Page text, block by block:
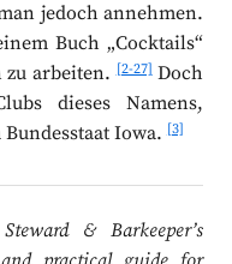
jedoch annehmen.
Buch „Cocktails“
zu arbeiten.[2-27]Doch
dieses Namens,
Iowa.[3]
& Barkeeper’s